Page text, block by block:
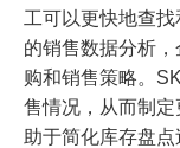
工可以更快地查
的销售数据分析
购和销售策略。
售情况，从而制
助于简化库存盘点